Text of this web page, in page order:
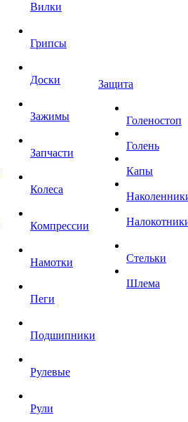
Вилки
Грипсы
Доски
Зажимы
Запчасти
Колеса
Компрессии
Намотки
Пеги
Подшипники
Рулевые
Рули
Защита
Голеностоп
Голень
Капы
Стельки
Шлема